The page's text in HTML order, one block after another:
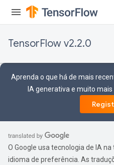
TensorFlow v2.2.0
Aprenda o que há de mais
IA generativa e muito
O Google usa tecnologia de IA
idioma de preferência. As